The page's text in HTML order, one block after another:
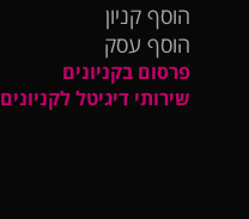
הוסף קניון
הוסף עסק
פרסום בקניונים
שירותי דיגיטל לקניונים